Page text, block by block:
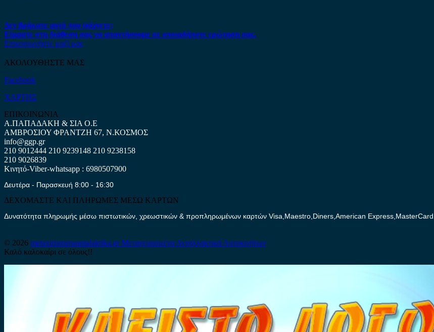
Δεν βρήκατε αυτό που ψάχνετε;
Είμαστε στη διάθεση σας να απαντήσουμε σε οποιαδήποτε ερώτηση σας.
Επικοινωνήστε μαζί μας
ΑΚΟΛΟΥΘΗΣΤΕ ΜΑΣ
Facebook
ΧΑΡΤΗΣ
ΕΠΙΚΟΙΝΩΝΙΑ
Α.ΠΑΠΑΔΑΚΗ & ΣΙΑ Ο.Ε
ΑΜΒΡΟΣΙΟΥ ΦΡΑΝΤΖΗ 67, Ν.ΚΟΣΜΟΣ
info@ggp.gr
210 9012444 210 9239148 210 9238158
210 9026839
Κινητό-Viber-whatsapp : 6980507900
Δευτέρα - Παρασκευή 8:00 - 16:30
ΔΕΧΟΜΑΣΤΕ ΚΑΙ ΠΛΗΡΩΜΕΣ ΜΕΣΩ ΚΑΡΤΩΝ
Δυνατότητα πληρωμής μέσω πιστωτικών, χρεωστικών & προπληρωμένων καρτών Visa,Maestro,Diners,American Express,MasterCard.
© 2026 metaxirismenaantalaktika.grΜεταχειρισμένα Ανταλλακτικά Αυτοκινήτων
Καλό καλοκαίρι σε όλους!!